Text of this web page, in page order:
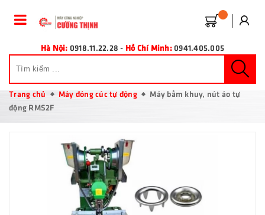
Hà Nội: 0918.11.22.28 - Hồ Chí Minh: 0941.405.005
Trang chủ Máy đóng cúc tự động
Máy bấm khuy, nút áo tự
động RMS2F